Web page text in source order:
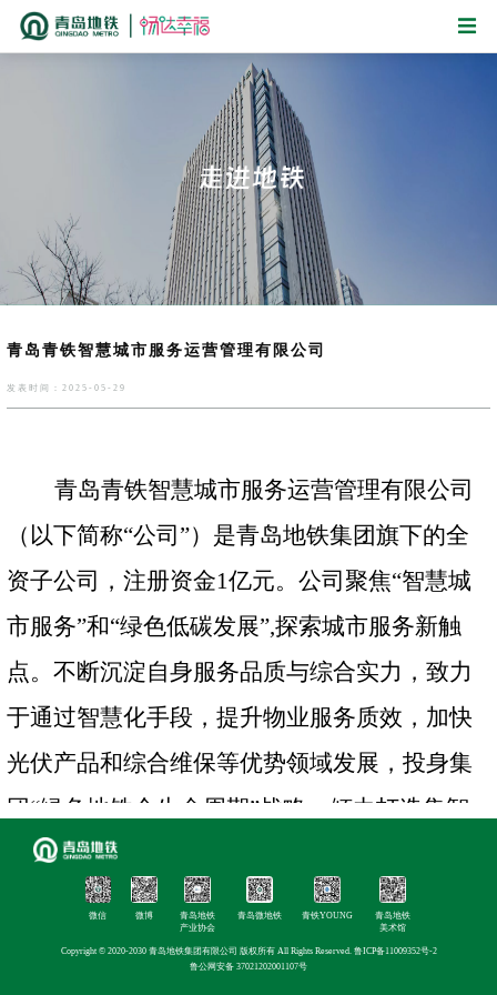
青岛青铁智慧城市服务运营管理有限公司
发表时间：2025-05-29
青岛青铁智慧城市服务运营管理有限公司
（ 以下简称“公司 ”）是青岛地铁集团旗下的全
资子公司，注册资金1亿元。 公司聚焦“智慧城
市服务”和“绿色低碳发展”,探索城市服务新触
点。不断沉淀自身服务品质与综合实力，致力
于通过智慧化手段，提升物业服务质效，加快
光伏产品和综合维保等优势领域发展，投身集
团“绿色地铁全生命周期”战略，倾力打造集智
慧物业、智慧维保、智慧能源运维于一体的综
合服务平台，推动青铁智管高质量发展，助力
青岛地铁集团双一流目标的实现。公司通过
微信 微博
青岛地铁
产业协会
青岛微地铁 青铁YOUNG
青岛地铁
美术馆
Copyright © 2020-2030 青岛地铁集团有限公司 版权所有 All Rights Reserved. 鲁ICP备11009352号-2
鲁公网安备 37021202001107号